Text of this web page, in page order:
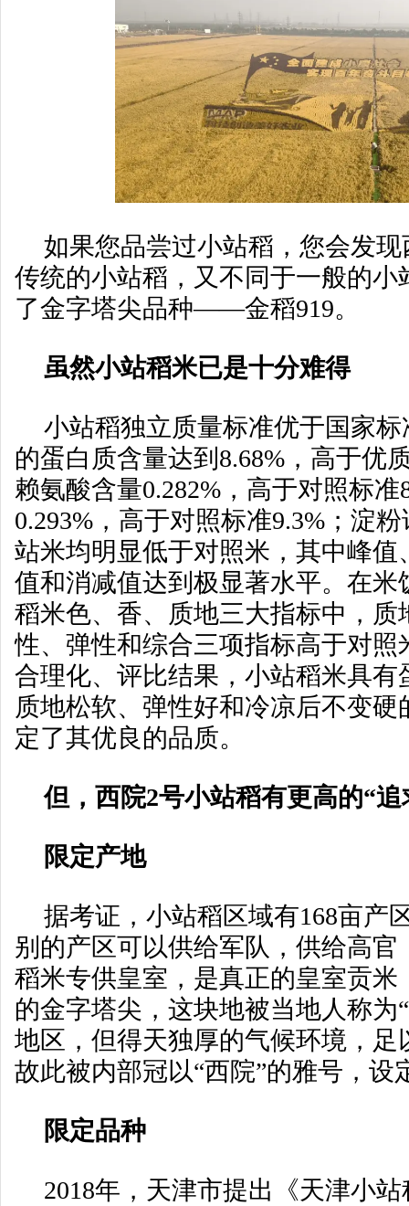
如果您品尝过小站稻，您会发
传统的小站稻，又不同于一般的小
了金字塔尖品种——金稻919。
虽然小站稻米已是十分难得
小站稻独立质量标准优于国家
的蛋白质含量达到8.68%，高于优
赖氨酸含量0.282%，高于对照标
0.293%，高于对照标准9.3%；淀
站米均明显低于对照米，其中峰值
值和消减值达到极显著水平。在米
稻米色、香、质地三大指标中，质
性、弹性和综合三项指标高于对照
合理化、评比结果，小站稻米具有
质地松软、弹性好和冷凉后不变
定了其优良的品质。
但，西院2号小站稻有更高的“追
限定产地
据考证，小站稻区域有168亩产
别的产区可以供给军队，供给高官
稻米专供皇室，是真正的皇室贡米
的金字塔尖，这块地被当地人称为
地区，但得天独厚的气候环境，足
故此被内部冠以“西院”的雅号，设
限定品种
2018年，天津市提出《天津小